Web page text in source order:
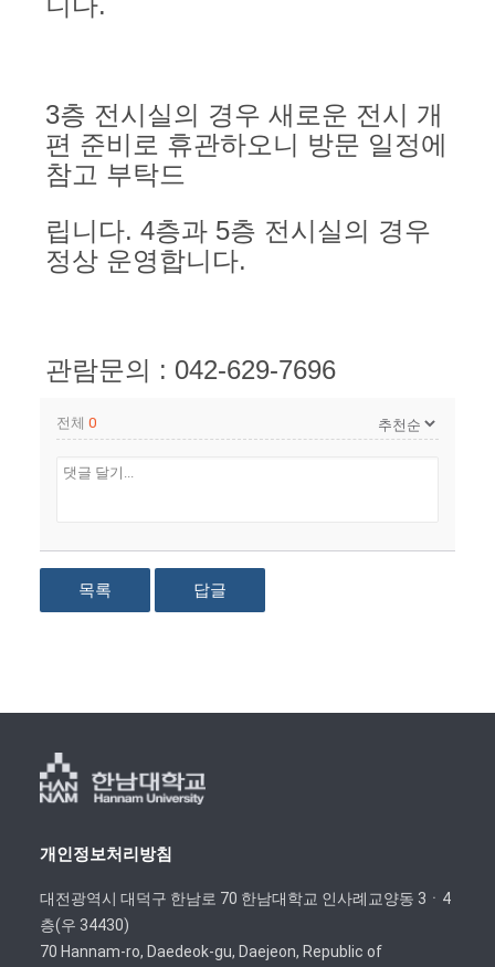
3층 전시실의 경우 새로운 전시 개
편 준비로 휴관하오니 방문 일정에
참고 부탁드
립니다. 4층과 5층 전시실의 경우
정상 운영합니다.
관람문의 : 042-629-7696
전체 0
목록 답글
개인정보처리방침
대전광역시 대덕구 한남로 70 한남대학교 인사례교양동 3ㆍ4
층(우 34430)
70 Hannam-ro, Daedeok-gu, Daejeon, Republic of